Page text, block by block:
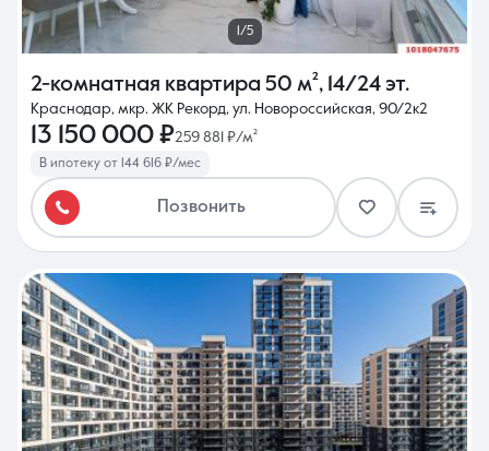
1/5
2-комнатная квартира 50 м², 14/24 эт.
Краснодар, мкр. ЖК Рекорд, ул. Новороссийская, 90/2к2
13 150 000 ₽259 881 ₽/м²
В ипотеку от 144 616 ₽/мес
Позвонить